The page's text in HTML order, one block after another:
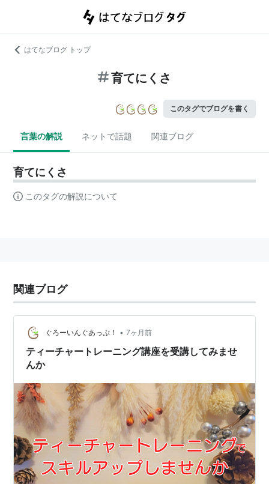
はてなブログ トップ
育てにくさ
このタグでブログを書く
言葉の解説 ネットで話題 関連ブログ
育てにくさ
このタグの解説について
関連ブログ
ぐろーいんぐあっぷ！ • 7ヶ月前
ティーチャートレーニング講座を受講してみませ
んか